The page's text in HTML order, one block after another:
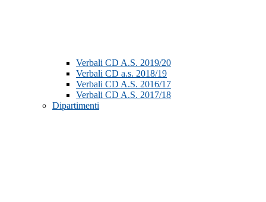
Verbali CD A.S. 2019/20
Verbali CD a.s. 2018/19
Verbali CD A.S. 2016/17
Verbali CD A.S. 2017/18
Dipartimenti